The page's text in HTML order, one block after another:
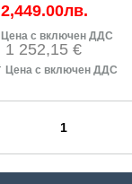
2,449.00лв.
1 252,15 €